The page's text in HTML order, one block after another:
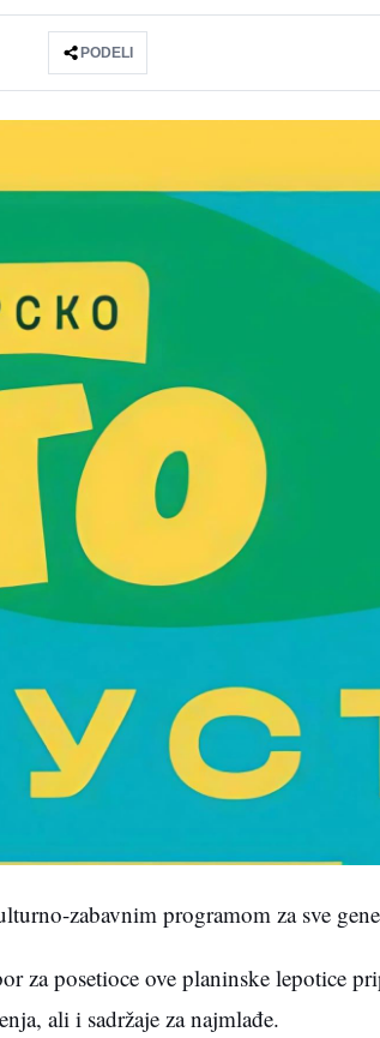
PODELI
zabavnim programom za sve
za posetioce ove planinske lepotice
ali i sadržaje za najmlađe.